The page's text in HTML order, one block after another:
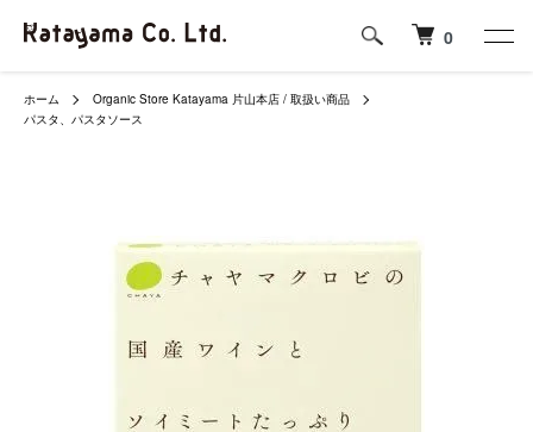
0
ホーム
Organic Store Katayama 片山本店 / 取扱い商品
パスタ、パスタソース